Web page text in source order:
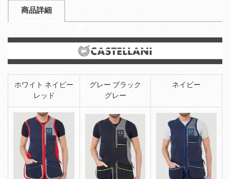
商品詳細
ホワイト ネイビー
レッド
グレー ブラック
グレー
ネイビー